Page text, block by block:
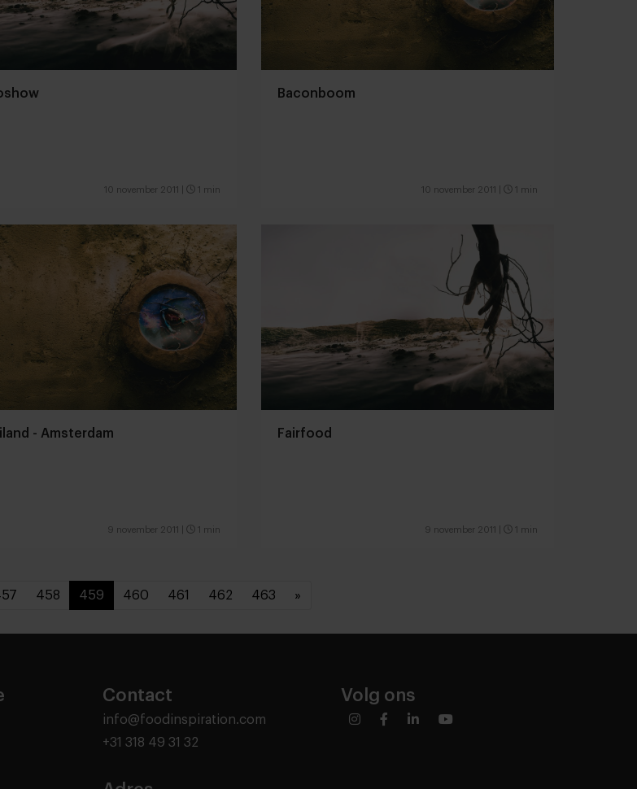
10 november 2011 1 min
Baconboom
10 november 2011 1 min
- Amsterdam
9 november 2011 1 min
Fairfood
9 november 2011 1 min
458 459 460 461 462 463 »
Contact
info@foodinspiration.com
+31 318 49 31 32
Volg ons